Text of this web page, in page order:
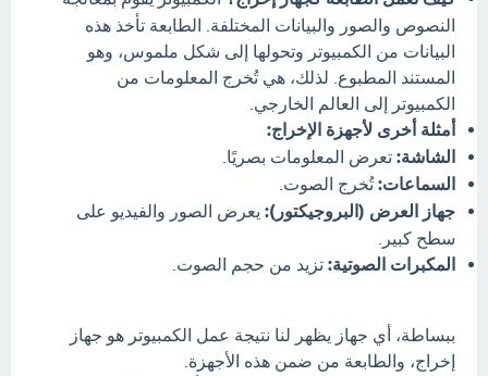
النصوص والصور والبيانات المختلفة. الطابعة تأخذ هذه
البيانات من الكمبيوتر وتحولها إلى شكل ملموس، وهو
المستند المطبوع. لذلك، هي تُخرج المعلومات من
الكمبيوتر إلى العالم الخارجي.
أمثلة أخرى لأجهزة الإخراج:
الشاشة: تعرض المعلومات بصريًا.
السماعات:تُخرج الصوت.
جهاز العرض (البروجيكتور): يعرض الصور والفيديو على
سطح كبير.
المكبرات الصوتية: تزيد من حجم الصوت.
ببساطة، أي جهاز يظهر لنا نتيجة عمل الكمبيوتر هو جهاز
إخراج، والطابعة من ضمن هذه الأجهزة.